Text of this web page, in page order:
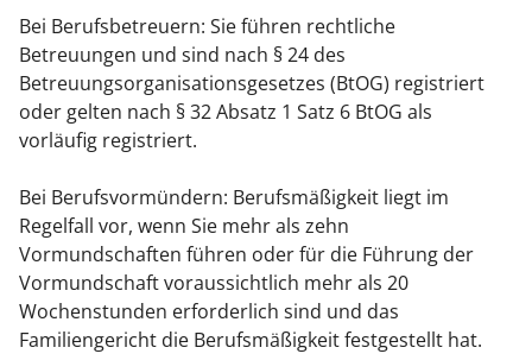
Bei Berufsbetreuern: Sie führen rechtliche
Betreuungen und sind nach § 24 des
Betreuungsorganisationsgesetzes (BtOG) registriert
oder gelten nach § 32 Absatz 1 Satz 6 BtOG als
vorläufig registriert.
Bei Berufsvormündern: Berufsmäßigkeit liegt im
Regelfall vor, wenn Sie mehr als zehn
Vormundschaften führen oder für die Führung der
Vormundschaft voraussichtlich mehr als 20
Wochenstunden erforderlich sind und das
Familiengericht die Berufsmäßigkeit festgestellt hat.